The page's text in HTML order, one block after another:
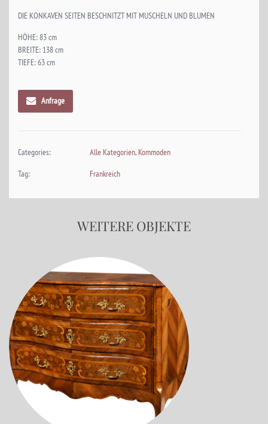
DIE KONKAVEN SEITEN BESCHNITZT MIT MUSCHELN UND BLUMEN
HÖHE: 83 cm
BREITE: 138 cm
TIEFE: 63 cm
Anfrage
Categories: Alle Kategorien, Kommoden
Tag:
Frankreich
WEITERE OBJEKTE